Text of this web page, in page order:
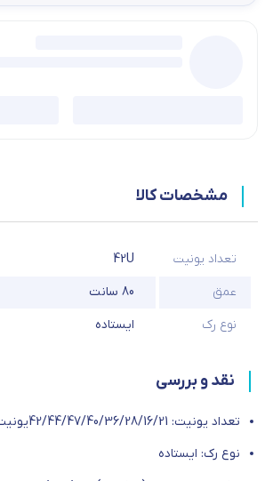
مشخصات کالا
تعداد یونیت
42U
عمق
80 سانت
نوع رک
ایستاده
نقد و بررسی
تعداد یونیت: 42/44/47/40/36/28/16/21یونیت
نوع رک: ایستاده